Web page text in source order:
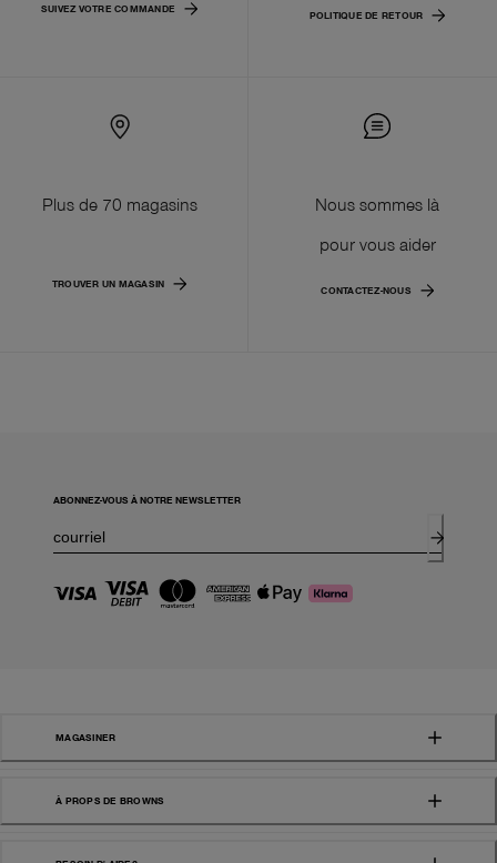
SUIVEZ VOTRE COMMANDE
POLITIQUE DE RETOUR
Plus de 70 magasins
TROUVER UN MAGASIN
Nous sommes là
pour vous aider
CONTACTEZ-NOUS
ABONNEZ-VOUS À NOTRE NEWSLETTER
MAGASINER
À PROPS DE BROWNS